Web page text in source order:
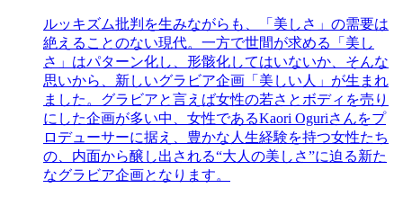
ルッキズム批判を生みながらも、「美しさ」の需要は
絶えることのない現代。一方で世間が求める「美し
さ」はパターン化し、形骸化してはいないか、そんな
思いから、新しいグラビア企画「美しい人」が生まれ
ました。グラビアと言えば女性の若さとボディを売り
にした企画が多い中、女性であるKaori Oguriさんをプ
ロデューサーに据え、豊かな人生経験を持つ女性たち
の、内面から醸し出される“大人の美しさ”に迫る新た
なグラビア企画となります。